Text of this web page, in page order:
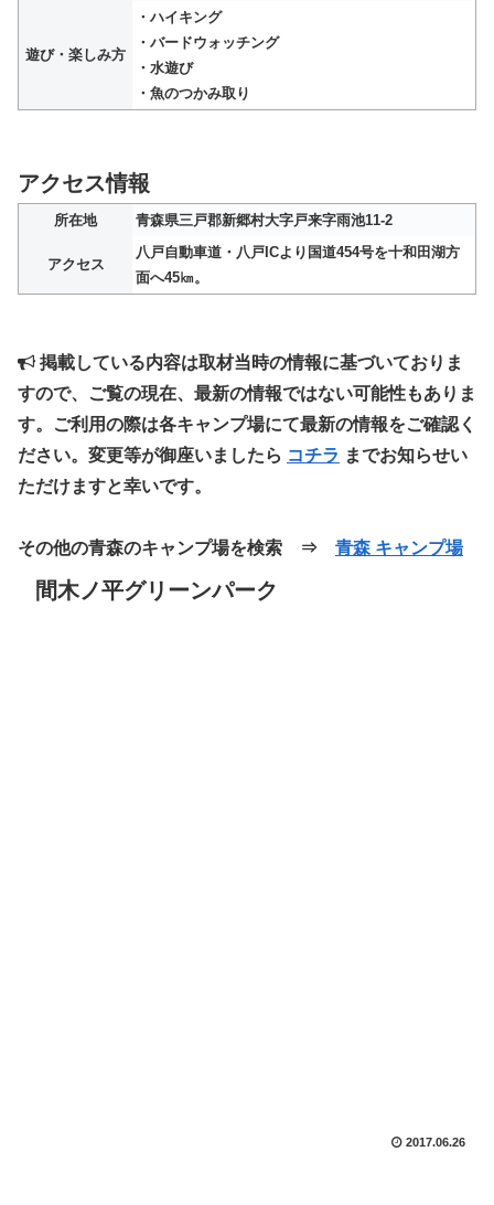
遊び・楽しみ方
・ハイキング
・バードウォッチング
・水遊び
・魚のつかみ取り
アクセス情報
所在地 青森県三戸郡新郷村大字戸来字雨池11-2
アクセス
八戸自動車道・八戸ICより国道454号を十和田湖方
面へ45㎞。
掲載している内容は取材当時の情報に基づいておりま
すので、ご覧の現在、最新の情報ではない可能性もありま
す。ご利用の際は各キャンプ場にて最新の情報をご確認く
ださい。変更等が御座いましたら コチラ までお知らせい
ただけますと幸いです。
その他の青森のキャンプ場を検索 ⇒ 青森 キャンプ場
間木ノ平グリーンパーク
2017.06.26